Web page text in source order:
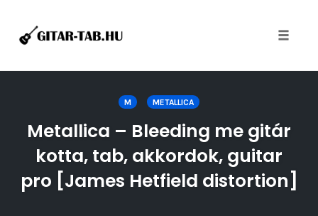
M METALLICA
Metallica – Bleeding me gitár
kotta, tab, akkordok, guitar
pro [James Hetfield distortion]